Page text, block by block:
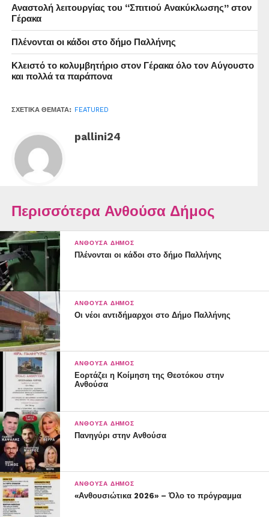
5ο Νηπιαγωγείο, ώρα: 10.00
6ο Νηπιαγωγείο, ώρα: 08.30
7ο Νηπιαγωγείο, ώρα: 09.00
1ο δημοτικό, ώρα 08.30
2ο δημοτικό, ώρα 08.30
3ο δημοτικό, ώρα 08.45
4ο δημοτικό, ώρα 09.45
5ο δημοτικό, ώρα 09.15
6ο δημοτικό, ώρα 09.15
7ο δημοτικό, ώρα 08.30
ΓΥΜΝΑΣΙΑ ΠΑΛΛΗΝΗΣ
1ο Γυμνάσιο, ώρα: 09.00
2ο Γυμνάσιο, ώρα: 09.30
3ο Γυμνάσιο ώρα: 08.30
Αναστολή λειτουργίας του “Σπιτιού Ανακύκλωσης” στον
Γέρακα
Πλένονται οι κάδοι στο δήμο Παλλήνης
Κλειστό το κολυμβητήριο στον Γέρακα όλο τον Αύγουστο
και πολλά τα παράπονα
ΣΧΕΤΙΚΆ ΘΈΜΑΤΑ: FEATURED
pallini24
Περισσότερα Ανθούσα Δήμος
ΑΝΘΟΎΣΑ ΔΉΜΟΣ
Πλένονται οι κάδοι στο δήμο Παλλήνης
ΑΝΘΟΎΣΑ ΔΉΜΟΣ
Οι νέοι αντιδήμαρχοι στο Δήμο Παλλήνης
ΑΝΘΟΎΣΑ ΔΉΜΟΣ
Εορτάζει η Κοίμηση της Θεοτόκου στην
Ανθούσα
ΑΝΘΟΎΣΑ ΔΉΜΟΣ
Πανηγύρι στην Ανθούσα
ΑΝΘΟΎΣΑ ΔΉΜΟΣ
«Ανθουσιώτικα 2026» – Όλο το πρόγραμμα